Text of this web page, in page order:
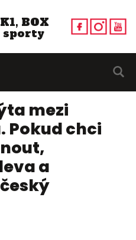
BOX
sporty
mezi
Pokud chci
a